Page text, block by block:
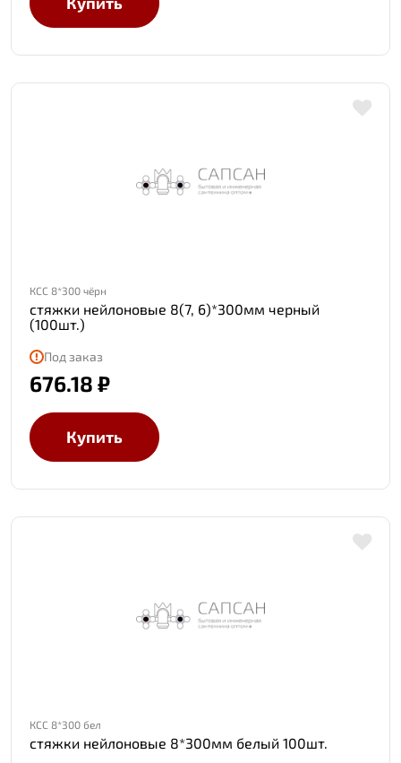
КСС 8*300 чёрн
стяжки нейлоновые 8(7, 6)*300мм черный
(100шт.)
Под заказ
676.18 ₽
Купить
КСС 8*300 бел
стяжки нейлоновые 8*300мм белый 100шт.